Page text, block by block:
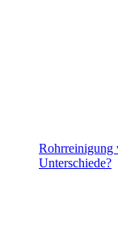
Rohrreinigung
Unterschiede?